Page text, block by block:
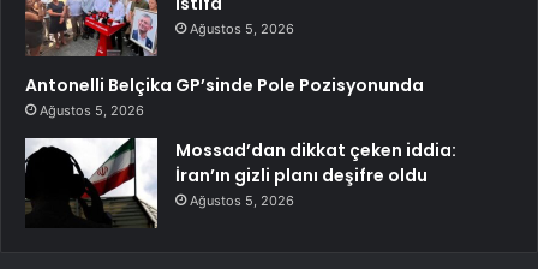
Ağustos 5, 2026
Antonelli Belçika GP’sinde Pole Pozisyonunda
Ağustos 5, 2026
Mossad’dan dikkat çeken iddia:
İran’ın gizli planı deşifre oldu
Ağustos 5, 2026